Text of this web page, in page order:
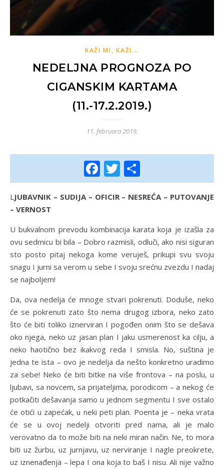
KAŽI MI, KAŽI...
NEDELJNA PROGNOZA PO
CIGANSKIM KARTAMA
(11.-17.2.2019.)
11. februara 2019.
Facebook
Twitter
LJUBAVNIK – SUDIJA – OFICIR – NESREĆA – PUTOVANJE
– VERNOST
U bukvalnom prevodu kombinacija karata koja je izašla za
ovu sedmicu bi bila – Dobro razmisli, odluči, ako nisi siguran
sto posto pitaj nekoga kome veruješ, prikupi svu svoju
snagu I jurni sa verom u sebe I svoju srećnu zvezdu I nadaj
se najboljem!
Da, ova nedelja će mnoge stvari pokrenuti. Doduše, neko
će se pokrenuti zato što nema drugog izbora, neko zato
što će biti toliko iznerviran I pogođen onim što se dešava
oko njega, neko uz jasan plan I jaku usmerenost ka cilju, a
neko haotično bez ikakvog reda I smisla. No, suština je
jedna te ista – ovo je nedelja da nešto konkretno uradimo
za sebe! Neko će biti bitke na više frontova – na poslu, u
ljubavi, sa novcem, sa prijateljima, porodicom – a nekog će
potkačiti dešavanja samo u jednom segmentu I sve ostalo
će otići u zapećak, u neki peti plan. Poenta je – neka vrata
će se u ovoj nedelji otvoriti pred nama, ali je malo
verovatno da to može biti na neki miran način. Ne, to mora
biti uz žurbu, uz jurnjavu, uz nerviranje I nagle preokrete,
uz iznenađenja – lepa I ona koja to baš I nisu. Ali nije važno